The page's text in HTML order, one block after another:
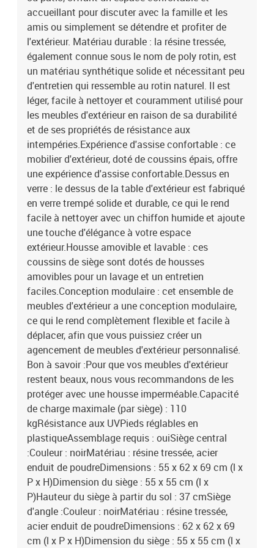
mousseMatériau de remplissage du coussin de dossier : fibre de
cotonDimensions du coussin de siège : 55 x 55 x 3 cm (l x P x
é)Dimensions du coussin de dossier : 55 x 45 x 13 cm (L x l x é)La
livraison contient :6 x siège central4 x siège d'angle1 x table de
jardin10 x coussin de siège avec housse amovible et lavable14 x
coussin de dossier
accueillant pour discuter avec la famille et les
amis ou simplement se détendre et profiter de
l'extérieur. Matériau durable : la résine tressée,
également connue sous le nom de poly rotin, est
un matériau synthétique solide et nécessitant peu
d'entretien qui ressemble au rotin naturel. Il est
léger, facile à nettoyer et couramment utilisé pour
les meubles d'extérieur en raison de sa durabilité
et de ses propriétés de résistance aux
intempéries.Expérience d'assise confortable : ce
mobilier d'extérieur, doté de coussins épais, offre
une expérience d'assise confortable.Dessus en
verre : le dessus de la table d'extérieur est fabriqué
en verre trempé solide et durable, ce qui le rend
facile à nettoyer avec un chiffon humide et ajoute
une touche d'élégance à votre espace
extérieur.Housse amovible et lavable : ces
coussins de siège sont dotés de housses
amovibles pour un lavage et un entretien
faciles.Conception modulaire : cet ensemble de
meubles d'extérieur a une conception modulaire,
ce qui le rend complètement flexible et facile à
déplacer, afin que vous puissiez créer un
agencement de meubles d'extérieur personnalisé.
Bon à savoir :Pour que vos meubles d'extérieur
restent beaux, nous vous recommandons de les
protéger avec une housse imperméable.Capacité
de charge maximale (par siège) : 110
kgRésistance aux UVPieds réglables en
plastiqueAssemblage requis : ouiSiège central
:Couleur : noirMatériau : résine tressée, acier
enduit de poudreDimensions : 55 x 62 x 69 cm (l x
P x H)Dimension du siège : 55 x 55 cm (l x
P)Hauteur du siège à partir du sol : 37 cmSiège
d'angle :Couleur : noirMatériau : résine tressée,
acier enduit de poudreDimensions : 62 x 62 x 69
cm (l x P x H)Dimension du siège : 55 x 55 cm (l x